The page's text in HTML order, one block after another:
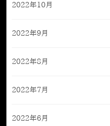
2022年10月
2022年9月
2022年8月
2022年7月
2022年6月